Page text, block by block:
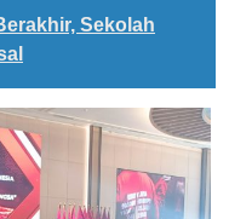
Sekolah